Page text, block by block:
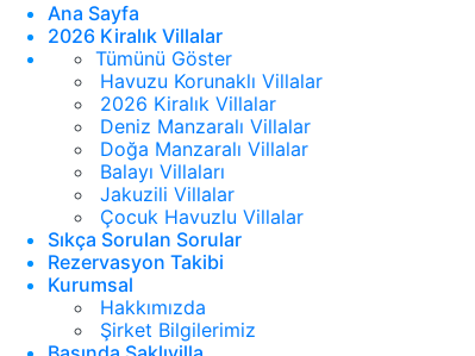
Ana Sayfa
2026 Kiralık Villalar
Tümünü Göster
Havuzu Korunaklı Villalar
2026 Kiralık Villalar
Deniz Manzaralı Villalar
Doğa Manzaralı Villalar
Balayı Villaları
Jakuzili Villalar
Çocuk Havuzlu Villalar
Sıkça Sorulan Sorular
Rezervasyon Takibi
Kurumsal
Hakkımızda
Şirket Bilgilerimiz